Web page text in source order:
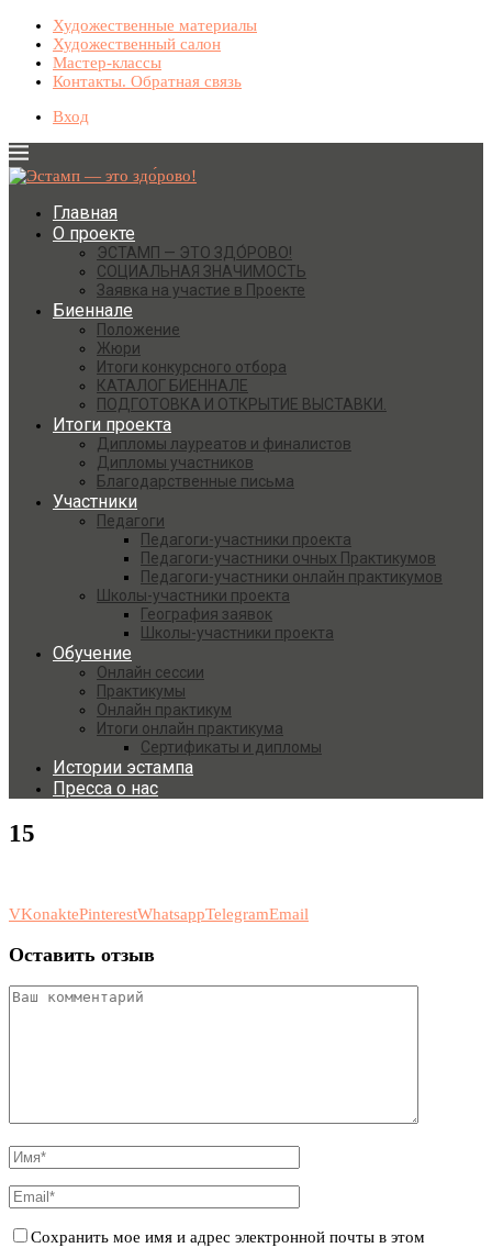
Художественные материалы
Художественный салон
Мастер-классы
Контакты. Обратная связь
Вход
Главная
О проекте
ЭСТАМП — ЭТО ЗДО́РОВО!
СОЦИАЛЬНАЯ ЗНАЧИМОСТЬ
Заявка на участие в Проекте
Биеннале
Положение
Жюри
Итоги конкурсного отбора
КАТАЛОГ БИЕННАЛЕ
ПОДГОТОВКА И ОТКРЫТИЕ ВЫСТАВКИ.
Итоги проекта
Дипломы лауреатов и финалистов
Дипломы участников
Благодарственные письма
Участники
Педагоги
Педагоги-участники проекта
Педагоги-участники очных Практикумов
Педагоги-участники онлайн практикумов
Школы-участники проекта
География заявок
Школы-участники проекта
Обучение
Онлайн сессии
Практикумы
Онлайн практикум
Итоги онлайн практикума
Сертификаты и дипломы
Истории эстампа
Пресса о нас
15
VKonaktePinterestWhatsappTelegramEmail
Оставить отзыв
Сохранить мое имя и адрес электронной почты в этом